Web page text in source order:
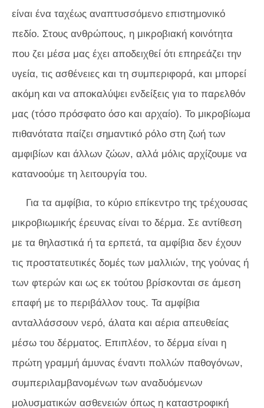
είναι ένα ταχέως αναπτυσσόμενο επιστημονικό
πεδίο. Στους ανθρώπους, η μικροβιακή κοινότητα
που ζει μέσα μας έχει αποδειχθεί ότι επηρεάζει την
υγεία, τις ασθένειες και τη συμπεριφορά, και μπορεί
ακόμη και να αποκαλύψει ενδείξεις για το παρελθόν
μας (τόσο πρόσφατο όσο και αρχαίο). Το μικροβίωμα
πιθανότατα παίζει σημαντικό ρόλο στη ζωή των
αμφιβίων και άλλων ζώων, αλλά μόλις αρχίζουμε να
κατανοούμε τη λειτουργία του.
Για τα αμφίβια, το κύριο επίκεντρο της τρέχουσας
μικροβιωμικής έρευνας είναι το δέρμα. Σε αντίθεση
με τα θηλαστικά ή τα ερπετά, τα αμφίβια δεν έχουν
τις προστατευτικές δομές των μαλλιών, της γούνας ή
των φτερών και ως εκ τούτου βρίσκονται σε άμεση
επαφή με το περιβάλλον τους. Τα αμφίβια
ανταλλάσσουν νερό, άλατα και αέρια απευθείας
μέσω του δέρματος. Επιπλέον, το δέρμα είναι η
πρώτη γραμμή άμυνας έναντι πολλών παθογόνων,
συμπεριλαμβανομένων των αναδυόμενων
μολυσματικών ασθενειών όπως η καταστροφική